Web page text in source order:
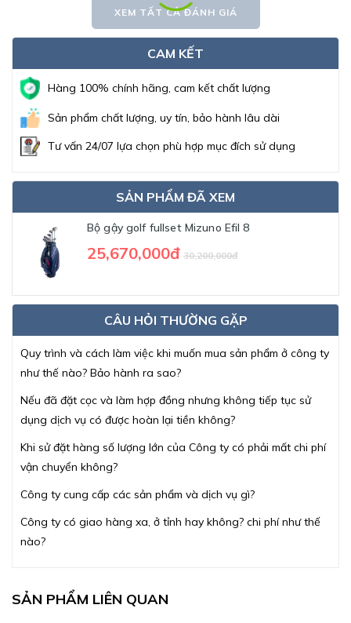
XEM TẤT CẢ ĐÁNH GIÁ
CAM KẾT
Hàng 100% chính hãng, cam kết chất lượng
Sản phẩm chất lượng, uy tín, bảo hành lâu dài
Tư vấn 24/07 lựa chọn phù hợp mục đích sử dụng
SẢN PHẨM ĐÃ XEM
Bộ gậy golf fullset Mizuno Efil 8
25,670,000đ 30,200,000đ
CÂU HỎI THƯỜNG GẶP
Quy trình và cách làm việc khi muốn mua sản phẩm ở công ty
như thế nào? Bảo hành ra sao?
Nếu đã đặt cọc và làm hợp đồng nhưng không tiếp tục sử
dụng dịch vụ có được hoàn lại tiền không?
Khi sử đặt hàng số lượng lớn của Công ty có phải mất chi phí
vận chuyển không?
Công ty cung cấp các sản phẩm và dịch vụ gì?
Công ty có giao hàng xa, ở tỉnh hay không? chi phí như thế
nào?
SẢN PHẨM LIÊN QUAN